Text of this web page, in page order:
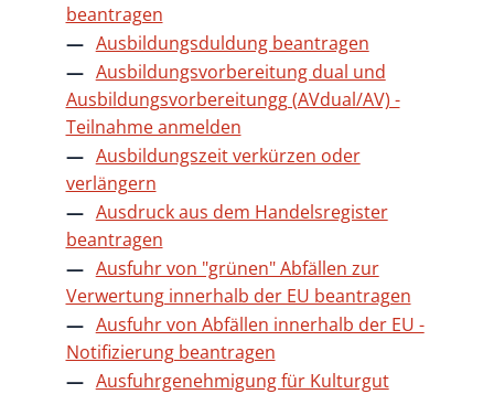
beantragen
Ausbildungsduldung beantragen
Ausbildungsvorbereitung dual und
Ausbildungsvorbereitungg (AVdual/AV) -
Teilnahme anmelden
Ausbildungszeit verkürzen oder
verlängern
Ausdruck aus dem Handelsregister
beantragen
Ausfuhr von "grünen" Abfällen zur
Verwertung innerhalb der EU beantragen
Ausfuhr von Abfällen innerhalb der EU -
Notifizierung beantragen
Ausfuhrgenehmigung für Kulturgut